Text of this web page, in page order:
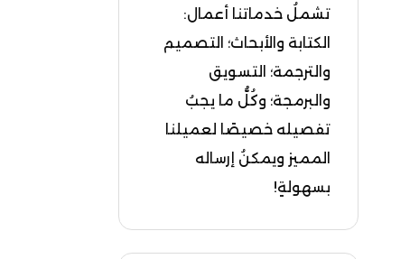
تشملُ خدماتنا أعمال:
الكتابة والأبحاث؛ التصميم
والترجمة؛ التسويق
والبرمجة؛ وكُلُّ ما يجبُ
تفصيله خصيصًا لعميلنا
المميز ويمكنُ إرساله
بسهولةٍ!